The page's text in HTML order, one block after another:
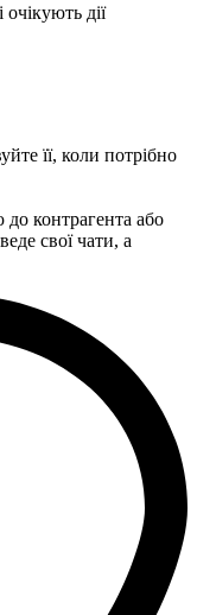
дії
її, коли потрібно
контрагента або
свої чати, а